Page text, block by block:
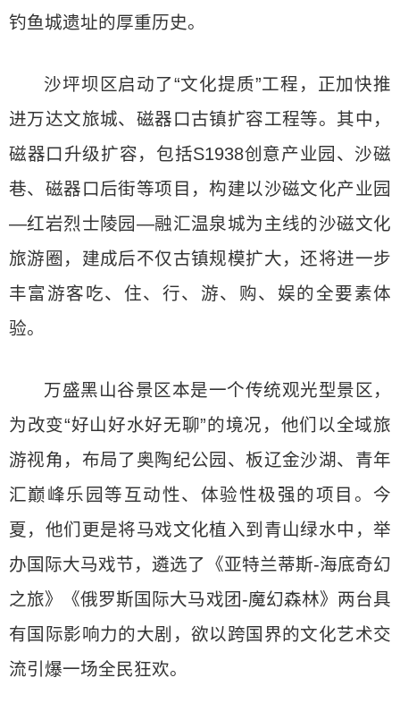
钓鱼城遗址的厚重历史。
沙坪坝区启动了“文化提质”工程，正加快推
进万达文旅城、磁器口古镇扩容工程等。其中，
磁器口升级扩容，包括S1938创意产业园、沙磁
巷、磁器口后街等项目，构建以沙磁文化产业园
—红岩烈士陵园—融汇温泉城为主线的沙磁文化
旅游圈，建成后不仅古镇规模扩大，还将进一步
丰富游客吃、住、行、游、购、娱的全要素体
验。
万盛黑山谷景区本是一个传统观光型景区，
为改变“好山好水好无聊”的境况，他们以全域旅
游视角，布局了奥陶纪公园、板辽金沙湖、青年
汇巅峰乐园等互动性、体验性极强的项目。今
夏，他们更是将马戏文化植入到青山绿水中，举
办国际大马戏节，遴选了《亚特兰蒂斯-海底奇幻
之旅》《俄罗斯国际大马戏团-魔幻森林》两台具
有国际影响力的大剧，欲以跨国界的文化艺术交
流引爆一场全民狂欢。